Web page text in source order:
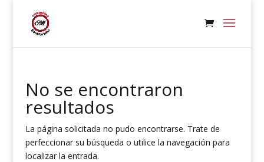
No se encontraron
resultados
La página solicitada no pudo encontrarse. Trate de
perfeccionar su búsqueda o utilice la navegación para
localizar la entrada.